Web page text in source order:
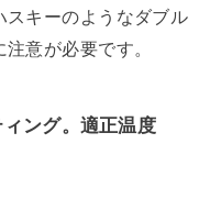
スキーのようなダブル
意が必要です。
ング。適正温度